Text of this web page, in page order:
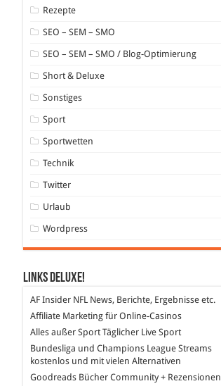
Rezepte
SEO – SEM – SMO
SEO – SEM – SMO / Blog-Optimierung
Short & Deluxe
Sonstiges
Sport
Sportwetten
Technik
Twitter
Urlaub
Wordpress
Links DeLuXe!
AF InsiderNFL News, Berichte, Ergebnisse etc.
Affiliate Marketingfür Online-Casinos
Alles außer SportTäglicher Live Sport
Bundesliga und Champions League Streams
kostenlos und mit vielen Alternativen
GoodreadsBücher Community + Rezensionen